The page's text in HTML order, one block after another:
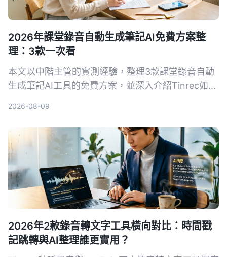
2026年課堂錄音自動生成筆記AI免費方案整
理：3款一次看
本文以中階主管的實測經驗，整理3款課堂錄音自動
生成筆記AI工具的免費方案，並深入介紹Tinrec如何
2026-08-09
2026年2款錄音轉文字工具橫向對比：時間戳
記跳轉與AI整理誰更實用？